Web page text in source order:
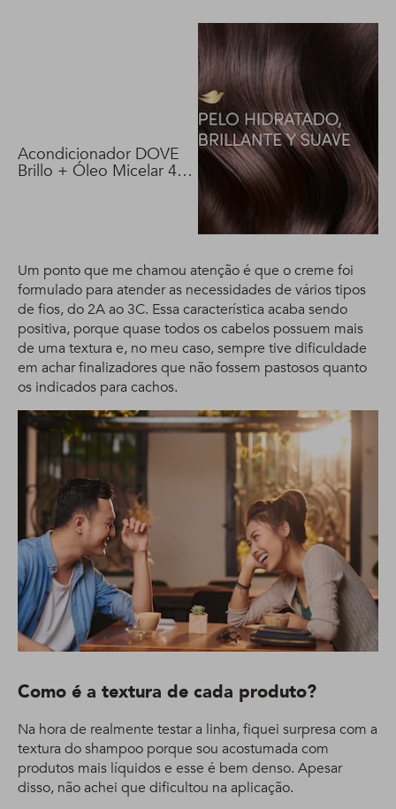
Acondicionador DOVE
Brillo + Óleo Micelar 400
Um ponto que me chamou atenção é que o creme foi
formulado para atender as necessidades de vários tipos
de fios, do 2A ao 3C. Essa característica acaba sendo
positiva, porque quase todos os cabelos possuem mais
de uma textura e, no meu caso, sempre tive dificuldade
em achar finalizadores que não fossem pastosos quanto
os indicados para cachos.
Como é a textura de cada produto?
Na hora de realmente testar a linha, fiquei surpresa com a
textura do shampoo porque sou acostumada com
produtos mais líquidos e esse é bem denso. Apesar
disso, não achei que dificultou na aplicação.